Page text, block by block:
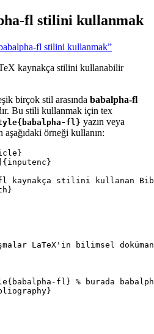
fl stilini kullanmak
fl stilini kullanmak”
kaynakça stilini kullanabilir
birçok stil arasında babalpha-fl
Bu stili kullanmak için tex
fl} yazın veya
örneği kullanın:
}
]{ inputenc }
kaynakça stilini kullanan
LaTeX'in bilimsel
{babalpha-fl} % burada